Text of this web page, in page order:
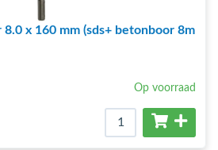
8.0 x 160 mm (sds+ betonboor 8m
Op voorraad